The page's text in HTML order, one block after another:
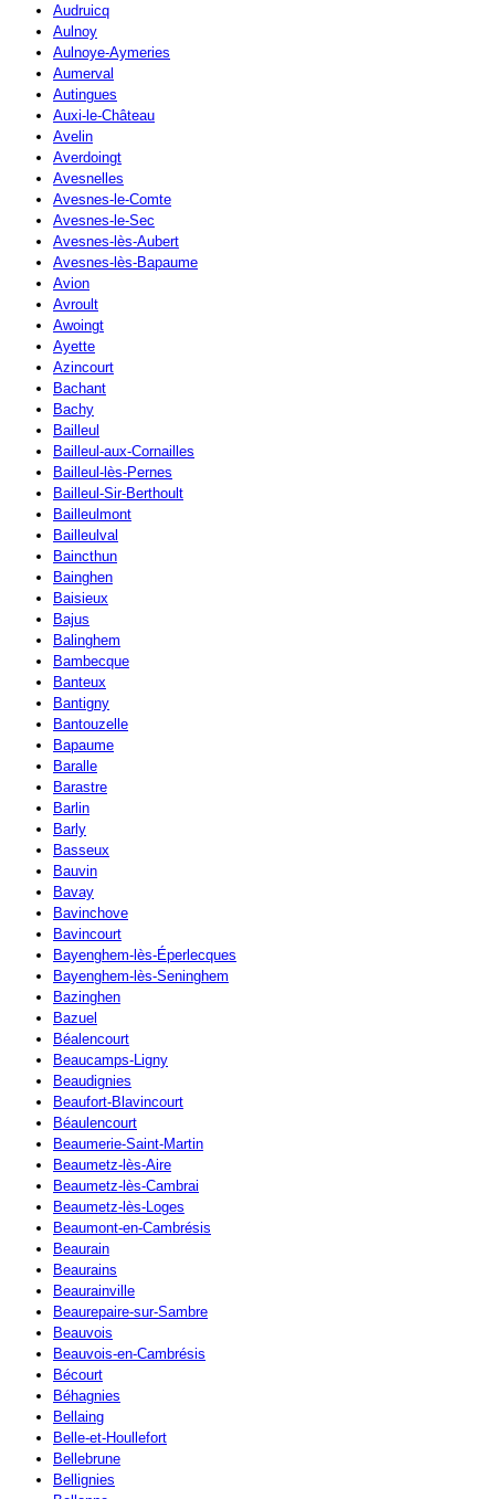
Audruicq
Aulnoy
Aulnoye-Aymeries
Aumerval
Autingues
Auxi-le-Château
Avelin
Averdoingt
Avesnelles
Avesnes-le-Comte
Avesnes-le-Sec
Avesnes-lès-Aubert
Avesnes-lès-Bapaume
Avion
Avroult
Awoingt
Ayette
Azincourt
Bachant
Bachy
Bailleul
Bailleul-aux-Cornailles
Bailleul-lès-Pernes
Bailleul-Sir-Berthoult
Bailleulmont
Bailleulval
Baincthun
Bainghen
Baisieux
Bajus
Balinghem
Bambecque
Banteux
Bantigny
Bantouzelle
Bapaume
Baralle
Barastre
Barlin
Barly
Basseux
Bauvin
Bavay
Bavinchove
Bavincourt
Bayenghem-lès-Éperlecques
Bayenghem-lès-Seninghem
Bazinghen
Bazuel
Béalencourt
Beaucamps-Ligny
Beaudignies
Beaufort-Blavincourt
Béaulencourt
Beaumerie-Saint-Martin
Beaumetz-lès-Aire
Beaumetz-lès-Cambrai
Beaumetz-lès-Loges
Beaumont-en-Cambrésis
Beaurain
Beaurains
Beaurainville
Beaurepaire-sur-Sambre
Beauvois
Beauvois-en-Cambrésis
Bécourt
Béhagnies
Bellaing
Belle-et-Houllefort
Bellebrune
Bellignies